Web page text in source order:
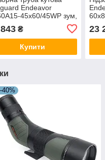
Endeavor
45x60/45WP зум,
чохол,
₴
Купити
23